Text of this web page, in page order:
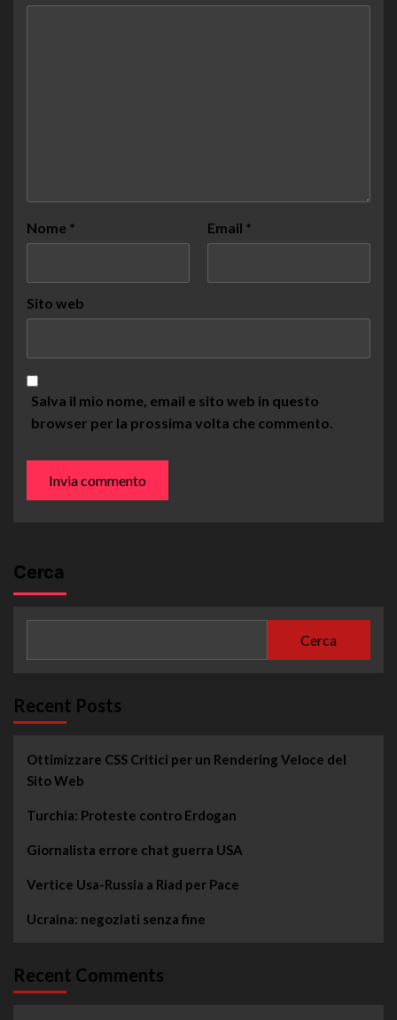
Nome * Email *
Sito web
Salva il mio nome, email e sito web in questo
browser per la prossima volta che commento.
Cerca
Cerca
Recent Posts
Ottimizzare CSS Critici per un Rendering Veloce del
Sito Web
Turchia: Proteste contro Erdogan
Giornalista errore chat guerra USA
Vertice Usa-Russia a Riad per Pace
Ucraina: negoziati senza fine
Recent Comments